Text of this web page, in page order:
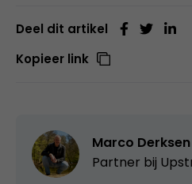
Deel dit artikel
Kopieer link
Marco Derksen
Partner bij